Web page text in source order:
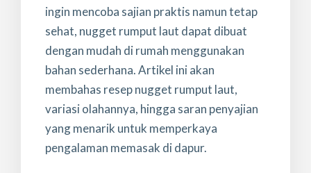
ingin mencoba sajian praktis namun tetap
sehat, nugget rumput laut dapat dibuat
dengan mudah di rumah menggunakan
bahan sederhana. Artikel ini akan
membahas resep nugget rumput laut,
variasi olahannya, hingga saran penyajian
yang menarik untuk memperkaya
pengalaman memasak di dapur.